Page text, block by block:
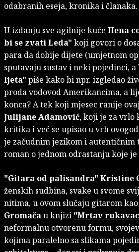
odabranih eseja, kronika i članaka.
U izdanju sve agilnije kuće Hena
bi se zvati Leda" koji govori o
para da dobije dijete (umjetnom
sputavaju sustav i neki pojedinci, a
ljeta" piše kako bi npr. izgledao
proda vodovod Amerikancima, a
konca? A tek koji mjesec ranije
Julijane Adamović,koji je za vrlo
kritika i već se upisao u vrh
je začudnim jezikom i autentičnim
roman o jednom odrastanju koje
"Gitara od palisandra" Kristine
ženskih sudbina, svake u svome
nitima, u ovom slučaju gitarom
Gromačau knjizi "Mrtav
neformalnu otvorenu formu,
kojima paralelno sa slikama